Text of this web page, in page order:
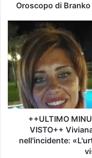
Oroscopo di
++ULTIMO
VISTO++
nell'incidente: